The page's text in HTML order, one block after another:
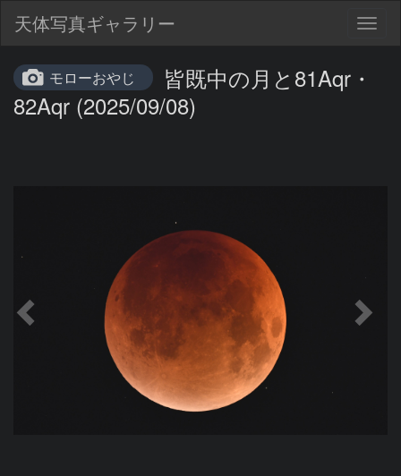
天体写真ギャラリー
モローおやじ
皆既中の月と81Aqr・
82Aqr (2025/09/08)